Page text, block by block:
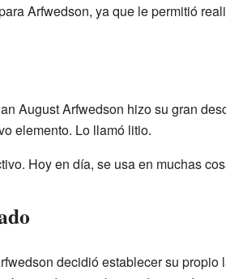
Arfwedson, ya que le permitió
August Arfwedson hizo su gran
elemento. Lo llamó litio.
Hoy en día, se usa en muchas
decidió establecer su